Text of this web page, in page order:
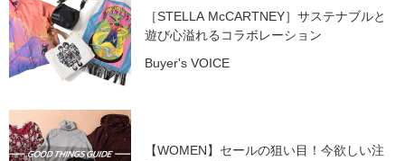
［STELLA McCARTNEY］サステナブルと
遊び心溢れるコラボレーション
Buyer's VOICE
【WOMEN】セールの狙い目！今欲しい注